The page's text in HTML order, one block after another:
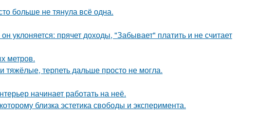
больше не тянула всё одна.
прячет доходы, "Забывает" платить и не считает
метров.
терпеть дальше просто не могла.
начинает работать на неё.
близка эстетика свободы и эксперимента.